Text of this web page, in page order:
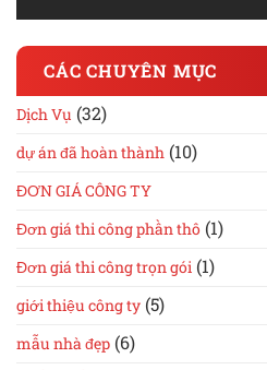
CÁC CHUYÊN MỤC
Dịch Vụ (32)
dự án đã hoàn thành (10)
ĐƠN GIÁ CÔNG TY
Đơn giá thi công phần thô (1)
Đơn giá thi công trọn gói (1)
giới thiệu công ty (5)
mẫu nhà đẹp (6)